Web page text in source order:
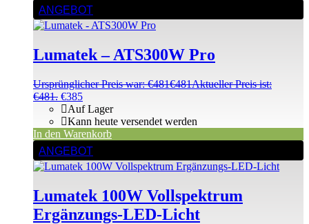
ANGEBOT
Lumatek – ATS300W Pro
Ursprünglicher Preis war: €481€481Aktueller Preis ist:
€481. €385
Auf Lager
Kann heute versendet werden
In den Warenkorb
ANGEBOT
Lumatek 100W Vollspektrum
Ergänzungs-LED-Licht